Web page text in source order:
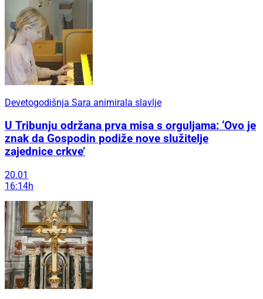
Devetogodišnja Sara animirala slavlje
U Tribunju održana prva misa s orguljama: ‘Ovo je
znak da Gospodin podiže nove služitelje
zajednice crkve’
20.01
16:14h